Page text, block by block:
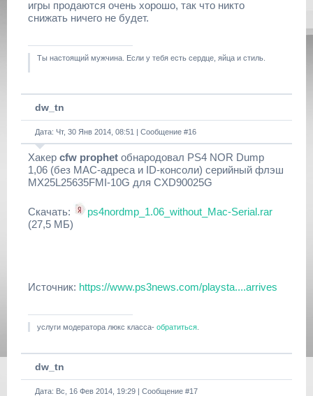
игры продаются очень хорошо, так что никто
снижать ничего не будет.
Ты настоящий мужчина. Если у тебя есть сердце, яйца и стиль.
dw_tn
Дата: Чт, 30 Янв 2014, 08:51 | Сообщение #16
Хакер cfw prophet обнародовал PS4 NOR Dump
1,06 (без MAC-адреса и ID-консоли) серийный флэш
MX25L25635FMI-10G для CXD90025G
Скачать:
ps4nordmp_1.06_without_Mac-Serial.rar
(27,5 МБ)
Источник: https://www.ps3news.com/playsta....arrives
услуги модератора люкс класса- обратиться
dw_tn
Дата: Вс, 16 Фев 2014, 19:29 | Сообщение #17